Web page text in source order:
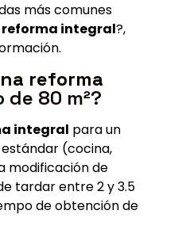
más comunes
integral?,
reforma
de 80 m²?
integral para un
(cocina,
modificación de
tardar entre 2 y 3.5
de obtención de